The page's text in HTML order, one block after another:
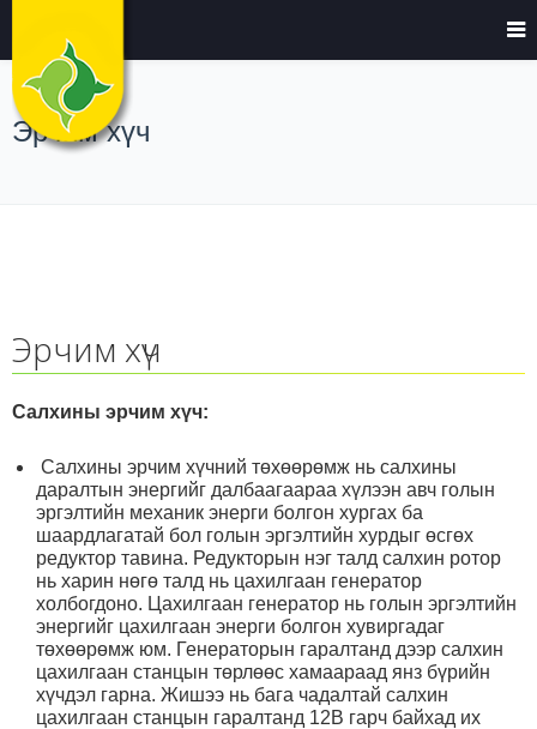
Эрчим хүч
Эрчим хүч
Салхины эрчим хүч:
Салхины эрчим хүчний төхөөрөмж нь салхины
даралтын энергийг далбаагаараа хүлээн авч голын
эргэлтийн механик энерги болгон хургах ба
шаардлагатай бол голын эргэлтийн хурдыг өсгөх
редуктор тавина. Редукторын нэг талд салхин ротор
нь харин нөгө талд нь цахилгаан генератор
холбогдоно. Цахилгаан генератор нь голын эргэлтийн
энергийг цахилгаан энерги болгон хувиргадаг
төхөөрөмж юм. Генераторын гаралтанд дээр салхин
цахилгаан станцын төрлөөс хамаараад янз бүрийн
хүчдэл гарна. Жишээ нь бага чадалтай салхин
цахилгаан станцын гаралтанд 12В гарч байхад их